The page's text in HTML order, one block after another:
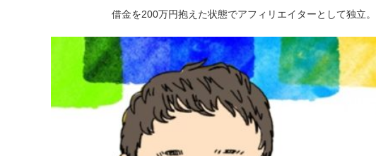
借金を200万円抱えた状態でアフィリエイターとして独立